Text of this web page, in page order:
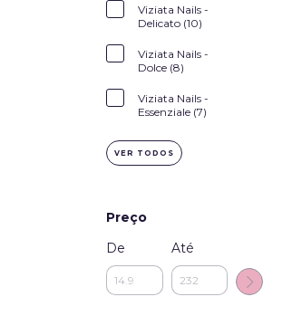
Viziata Nails -
Delicato (10)
Viziata Nails -
Dolce (8)
Viziata Nails -
Essenziale (7)
VER TODOS
Preço
De
Até